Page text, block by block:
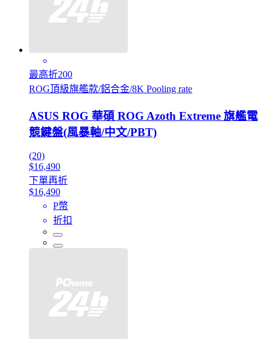
最高折200
ROG頂級旗艦款/鋁合金/8K Pooling rate
ASUS ROG 華碩 ROG Azoth Extreme 旗艦電
競鍵盤(風暴軸/中文/PBT)
(20)
$16,490
下單再折
$16,490
P幣
折扣